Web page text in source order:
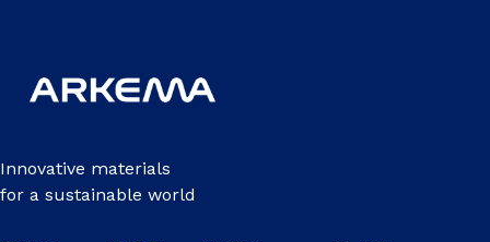
Innovative materials
for a sustainable world